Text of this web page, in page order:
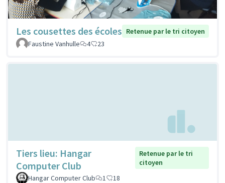
Les cousettes des écoles Retenue par le tri citoyen
Faustine Vanhulle
4 23
Tiers lieu: Hangar
Computer Club
Retenue par le tri
citoyen
Hangar Computer Club
1 18